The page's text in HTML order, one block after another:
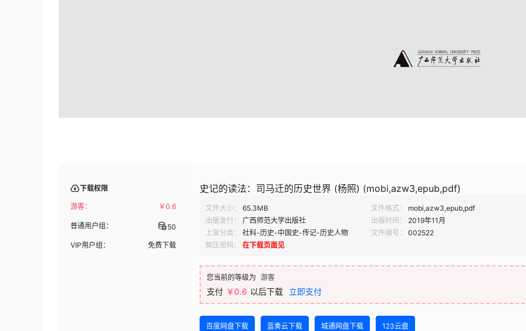
下载权限
游客： ￥0.6
普通用户组： 50
VIP用户组： 免费下载
史记的读法：司马迁的历史世界 (杨照) (mobi,azw3,epub,pdf)
文件大小： 65.3MB 文件格式：
mobi,azw3,epub,pdf
出版发行：
广西师范大学出版社 出版时间：
2019年11月
上架分类：
社科-历史-中国史-传记-历史人物 文件编号：
002522
解压密码：
在下载页面见
您当前的等级为 游客
支付 ￥0.6 以后下载 立即支付
百度网盘下载 蓝奏云下载 城通网盘下载 123云盘